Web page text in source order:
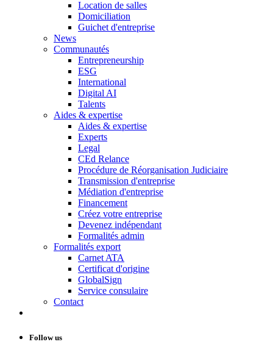
Location de salles
Domiciliation
Guichet d'entreprise
News
Communautés
Entrepreneurship
ESG
International
Digital AI
Talents
Aides & expertise
Aides & expertise
Experts
Legal
CEd Relance
Procédure de Réorganisation Judiciaire
Transmission d'entreprise
Médiation d'entreprise
Financement
Créez votre entreprise
Devenez indépendant
Formalités admin
Formalités export
Carnet ATA
Certificat d'origine
GlobalSign
Service consulaire
Contact
Follow us